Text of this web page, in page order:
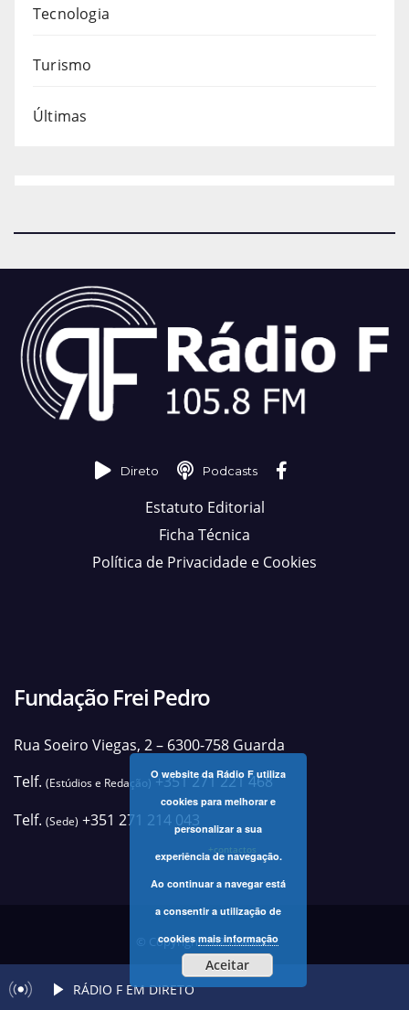
Tecnologia
Turismo
Últimas
Direto Podcasts
Estatuto Editorial
Ficha Técnica
Política de Privacidade e Cookies
Fundação Frei Pedro
Rua Soeiro Viegas, 2 – 6300-758 Guarda
Telf. (Estúdios e Redação)+351 271 221 468
Telf. (Sede) +351 271 214 043
+contactos
© Copyright 2025 Rádio F
O website da Rádio F utiliza
cookies para melhorar e
personalizar a sua
experiência de navegação.
Ao continuar a navegar está
a consentir a utilização de
cookiesmais informação
Aceitar
RÁDIO F EM DIRETO